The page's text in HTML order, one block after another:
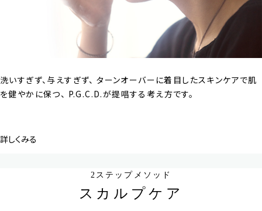
洗いすぎず、与えすぎず、 ターンオーバーに着目したスキンケアで肌
を健やかに保つ、 P.G.C.D.が提唱する考え方です。
詳しくみる
2ステップメソッド
スカルプケア